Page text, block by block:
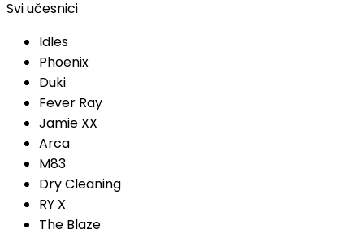
Svi učesnici
Idles
Phoenix
Duki
Fever Ray
Jamie XX
Arca
M83
Dry Cleaning
RY X
The Blaze